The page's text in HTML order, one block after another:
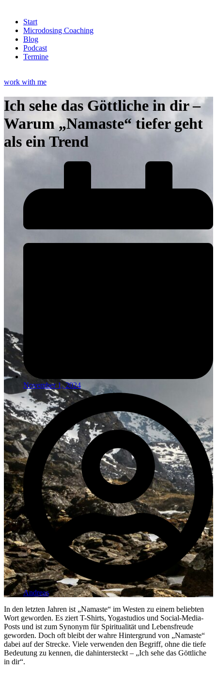
Start
Microdosing Coaching
Blog
Podcast
Termine
work with me
Ich sehe das Göttliche in dir –
Warum „Namaste“ tiefer geht
als ein Trend
November 1, 2024
Andreas
In den letzten Jahren ist „Namaste“ im Westen zu einem beliebten
Wort geworden. Es ziert T-Shirts, Yogastudios und Social-Media-
Posts und ist zum Synonym für Spiritualität und Lebensfreude
geworden. Doch oft bleibt der wahre Hintergrund von „Namaste“
dabei auf der Strecke. Viele verwenden den Begriff, ohne die tiefe
Bedeutung zu kennen, die dahintersteckt – „Ich sehe das Göttliche
in dir“.